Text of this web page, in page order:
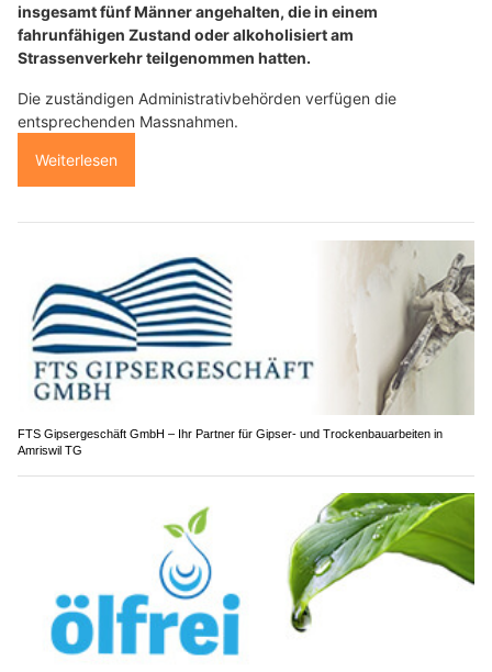
insgesamt fünf Männer angehalten, die in einem
fahrunfähigen Zustand oder alkoholisiert am
Strassenverkehr teilgenommen hatten.
Die zuständigen Administrativbehörden verfügen die
entsprechenden Massnahmen.
Weiterlesen
FTS Gipsergeschäft GmbH – Ihr Partner für Gipser- und Trockenbauarbeiten in
Amriswil TG